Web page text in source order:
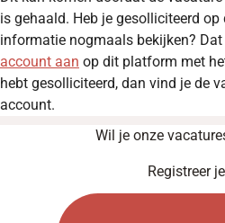
is gehaald. Heb je gesolliciteerd
informatie nogmaals bekijken? Dat
account aan op dit platform met
hebt gesolliciteerd, dan vind je de
account.
Wil je onze
Registreer